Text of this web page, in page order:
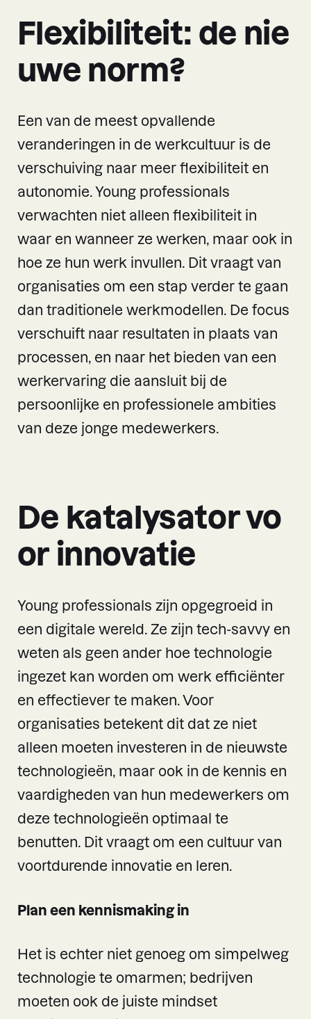
Flexibiliteit: de nie
uwe norm?
Een van de meest opvallende
veranderingen in de werkcultuur is de
verschuiving naar meer flexibiliteit en
autonomie. Young professionals
verwachten niet alleen flexibiliteit in
waar en wanneer ze werken, maar ook in
hoe ze hun werk invullen. Dit vraagt van
organisaties om een stap verder te gaan
dan traditionele werkmodellen. De focus
verschuift naar resultaten in plaats van
processen, en naar het bieden van een
werkervaring die aansluit bij de
persoonlijke en professionele ambities
van deze jonge medewerkers.
De katalysator vo
or innovatie
Young professionals zijn opgegroeid in
een digitale wereld. Ze zijn tech-savvy en
weten als geen ander hoe technologie
ingezet kan worden om werk efficiënter
en effectiever te maken. Voor
organisaties betekent dit dat ze niet
alleen moeten investeren in de nieuwste
technologieën, maar ook in de kennis en
vaardigheden van hun medewerkers om
deze technologieën optimaal te
benutten. Dit vraagt om een cultuur van
voortdurende innovatie en leren.
Plan een kennismaking in
Het is echter niet genoeg om simpelweg
technologie te omarmen; bedrijven
moeten ook de juiste mindset